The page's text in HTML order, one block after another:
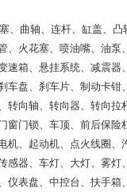
、曲轴、连杆、缸盖、
、火花塞、喷油嘴、油泵
速箱、悬挂系统、减震器
车盘、刹车片、制动卡钳
转向轴、转向器、转向拉
窗门锁、车顶、前后保险
机、起动机、点火线圈、
感器、车灯、大灯、雾灯
仪表盘、中控台、扶手箱